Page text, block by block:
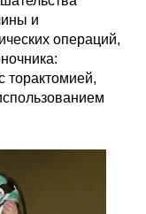
и
операций,
торактомией,